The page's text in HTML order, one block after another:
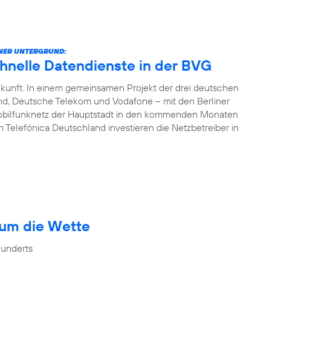
UNTERGRUND:
Datendienste in der BVG
In einem gemeinsamen Projekt der drei deutschen
Deutsche Telekom und Vodafone – mit den Berliner
der Hauptstadt in den kommenden Monaten
Deutschland investieren die Netzbetreiber in
die Wette